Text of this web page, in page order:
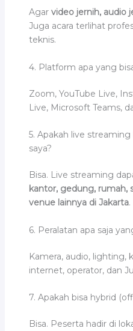
Agar video jernih, audio
Juga acara terlihat
teknis.
4. Platform apa yang
Zoom, YouTube Live,
Live, Microsoft Teams,
5. Apakah live streaming
saya?
Bisa. Live streaming
kantor, gedung, rumah,
venue lainnya di Jakarta.
6. Peralatan apa saja
Kamera, audio,
internet, operator, dan
7. Apakah bisa hybrid
Bisa. Peserta hadir di